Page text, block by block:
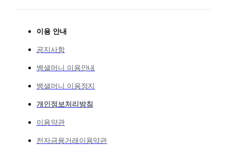
이용 안내
공지사항
뱅샐머니 이용안내
뱅샐머니 이용정지
개인정보처리방침
이용약관
전자금융거래이용약관